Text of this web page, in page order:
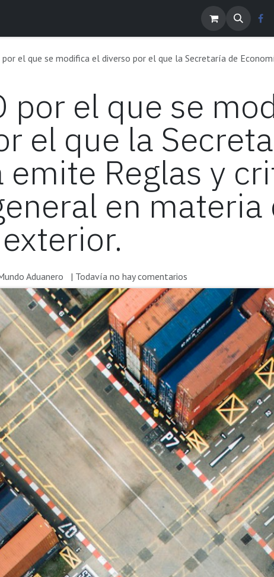
EMPLEOS
el que se modifica el diverso por el que la Secretaría de Economía emite Reglas y
por el que se
el que la
emite Reglas y
en materia
Aduanero | Todavía no hay comentarios